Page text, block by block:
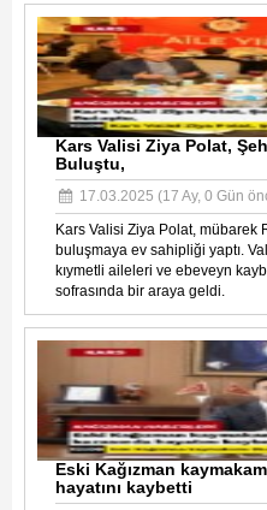
Kars Valisi Ziya Polat,
Buluştu,
17.03.2025 (17 Ay, 0 Gün
Kars Valisi Ziya Polat, mübarek
buluşmaya ev sahipliği yaptı.
kıymetli aileleri ve ebeveyn
sofrasında bir araya geldi.
Eski Kağızman
hayatını kaybetti